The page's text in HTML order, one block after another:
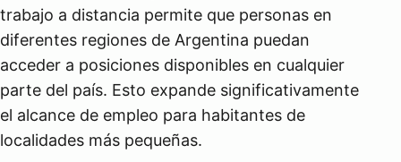
trabajo a distancia permite que personas en
diferentes regiones de Argentina puedan
acceder a posiciones disponibles en cualquier
parte del país. Esto expande significativamente
el alcance de empleo para habitantes de
localidades más pequeñas.